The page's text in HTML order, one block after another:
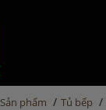
Sản phẩm / Tủ bếp /